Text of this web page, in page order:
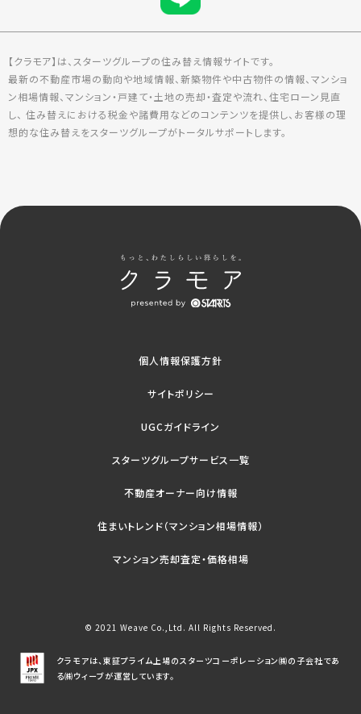
【クラモア】は、スターツグループの住み替え情報サイトです。
最新の不動産市場の動向や地域情報、新築物件や中古物件の情報、マンショ
ン相場情報、マンション・戸建て・土地の売却・査定や流れ、住宅ローン見直
し、 住み替えにおける税金や諸費用などのコンテンツを提供し、お客様の理
想的な住み替えをスターツグループがトータルサポートします。
個人情報保護方針
サイトポリシー
UGCガイドライン
スターツグループサービス一覧
不動産オーナー向け情報
住まいトレンド（マンション相場情報）
マンション売却査定・価格相場
© 2021 Weave Co.,Ltd. All Rights Reserved.
クラモアは、東証プライム上場のスターツコーポレーション㈱の子会社であ
る㈱ウィーブが運営しています。